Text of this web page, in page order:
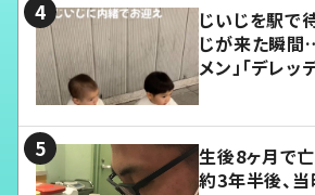
じいじを駅
じが来た瞬間…
メン」「デレッ
生後8ヶ月で
約3年半後、